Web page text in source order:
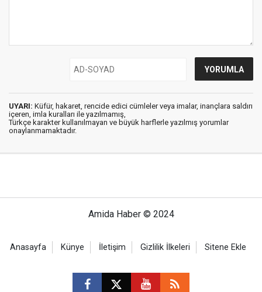
UYARI: Küfür, hakaret, rencide edici cümleler veya imalar, inançlara saldırı
içeren, imla kuralları ile yazılmamış,
Türkçe karakter kullanılmayan ve büyük harflerle yazılmış yorumlar
onaylanmamaktadır.
Amida Haber © 2024
Anasayfa Künye İletişim Gizlilik İlkeleri Sitene Ekle